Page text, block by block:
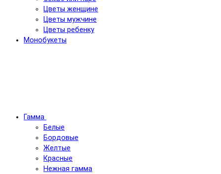
Цветы женщине
Цветы мужчине
Цветы ребенку
Монобукеты
Гамма
Белые
Бордовые
Желтые
Красные
Нежная гамма